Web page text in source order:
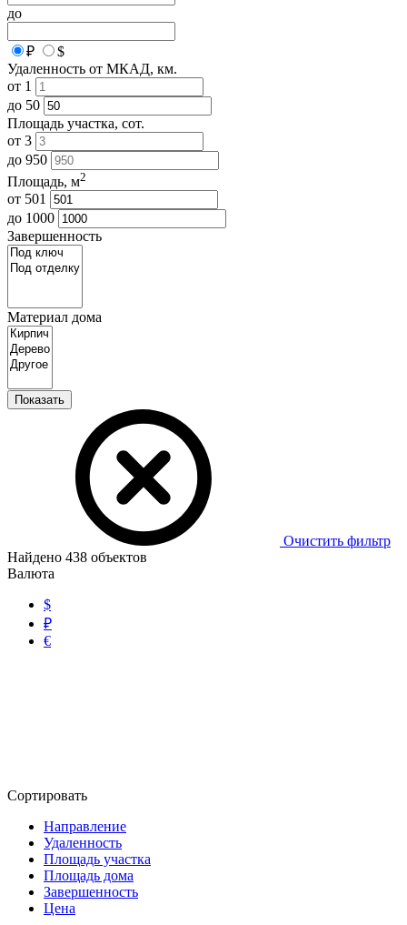
до
₽
$
Удаленность от МКАД, км.
от 1
до 50
Площадь участка, сот.
от 3
до 950
Площадь, м2
от 501
до 1000
Завершенность
Материал дома
Показать
Очистить фильтр
Найдено 438 объектов
Валюта
$
₽
€
Сортировать
Направление
Удаленность
Площадь участка
Площадь дома
Завершенность
Цена